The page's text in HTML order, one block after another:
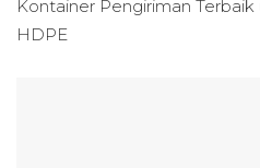
Kontainer Pengiriman Terbaik
HDPE